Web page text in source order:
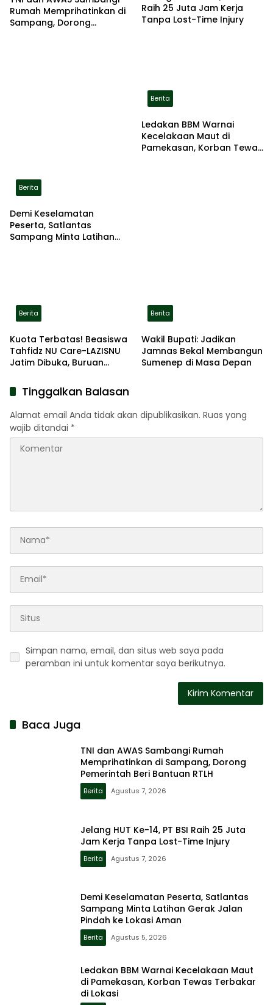
Rumah Memprihatinkan di
Sampang, Dorong
Raih 25 Juta Jam Kerja
Tanpa Lost-Time Injury
Berita
Demi Keselamatan
Peserta, Satlantas
Sampang Minta Latihan
Berita
Ledakan BBM Warnai
Kecelakaan Maut di
Pamekasan, Korban Tewas
Berita
Kuota Terbatas! Beasiswa
Tahfidz NU Care-LAZISNU
Jatim Dibuka, Buruan
Berita
Wakil Bupati: Jadikan
Jamnas Bekal Membangun
Sumenep di Masa Depan
Tinggalkan Balasan
Alamat email Anda tidak akan dipublikasikan. Ruas yang
wajib ditandai *
Simpan nama, email, dan situs web saya pada
peramban ini untuk komentar saya berikutnya.
Baca Juga
TNI dan AWAS Sambangi Rumah
Memprihatinkan di Sampang, Dorong
Pemerintah Beri Bantuan RTLH
Berita Agustus 7, 2026
Jelang HUT Ke-14, PT BSI Raih 25 Juta
Jam Kerja Tanpa Lost-Time Injury
Berita Agustus 7, 2026
Demi Keselamatan Peserta, Satlantas
Sampang Minta Latihan Gerak Jalan
Pindah ke Lokasi Aman
Berita Agustus 5, 2026
Ledakan BBM Warnai Kecelakaan Maut
di Pamekasan, Korban Tewas Terbakar
di Lokasi